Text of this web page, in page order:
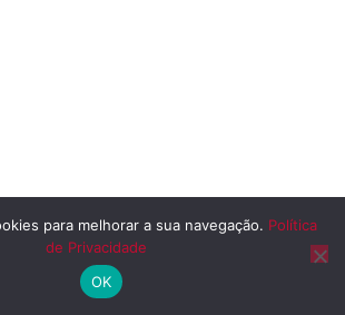
para melhorar a sua navegação. Política
de Privacidade
OK